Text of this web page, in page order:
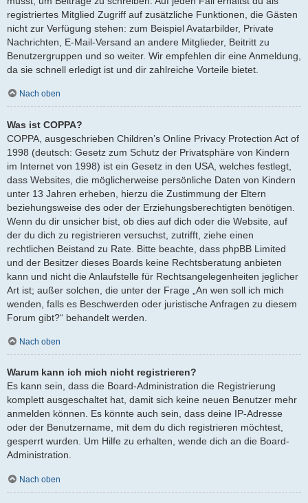
registriertes Mitglied Zugriff auf zusätzliche Funktionen, die Gästen
nicht zur Verfügung stehen: zum Beispiel Avatarbilder, Private
Nachrichten, E-Mail-Versand an andere Mitglieder, Beitritt zu
Benutzergruppen und so weiter. Wir empfehlen dir eine Anmeldung,
da sie schnell erledigt ist und dir zahlreiche Vorteile bietet.
Nach oben
Was ist COPPA?
COPPA, ausgeschrieben Children’s Online Privacy Protection Act of
1998 (deutsch: Gesetz zum Schutz der Privatsphäre von Kindern
im Internet von 1998) ist ein Gesetz in den USA, welches festlegt,
dass Websites, die möglicherweise persönliche Daten von Kindern
unter 13 Jahren erheben, hierzu die Zustimmung der Eltern
beziehungsweise des oder der Erziehungsberechtigten benötigen.
Wenn du dir unsicher bist, ob dies auf dich oder die Website, auf
der du dich zu registrieren versuchst, zutrifft, ziehe einen
rechtlichen Beistand zu Rate. Bitte beachte, dass phpBB Limited
und der Besitzer dieses Boards keine Rechtsberatung anbieten
kann und nicht die Anlaufstelle für Rechtsangelegenheiten jeglicher
Art ist; außer solchen, die unter der Frage „An wen soll ich mich
wenden, falls es Beschwerden oder juristische Anfragen zu diesem
Forum gibt?“ behandelt werden.
Nach oben
Warum kann ich mich nicht registrieren?
Es kann sein, dass die Board-Administration die Registrierung
komplett ausgeschaltet hat, damit sich keine neuen Benutzer mehr
anmelden können. Es könnte auch sein, dass deine IP-Adresse
oder der Benutzername, mit dem du dich registrieren möchtest,
gesperrt wurden. Um Hilfe zu erhalten, wende dich an die Board-
Administration.
Nach oben